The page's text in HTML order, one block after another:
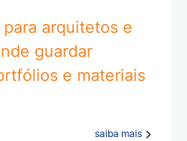
arquitetos e
guardar
e materiais
saiba mais